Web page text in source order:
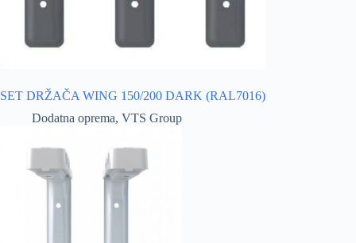
SET DRŽAČA WING 150/200 DARK (RAL7016)
Dodatna oprema, VTS Group